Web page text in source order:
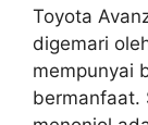
Toyota
digemari
mempunyai
bermanfaat.